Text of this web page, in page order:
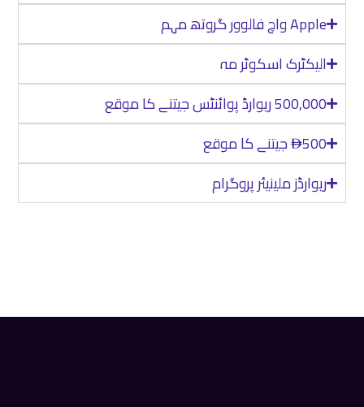
Apple واچ فالوور گروتھ مہم
الیکٹرک اسکوٹر مہ
500,000 ریوارڈ پوائنٹس جیتنے کا موقع
ê500 جیتنے کا موقع
ریوارڈز ملینیئر پروگرام